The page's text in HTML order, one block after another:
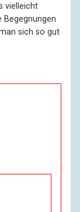
vielleicht
Begegnungen
sich so gut